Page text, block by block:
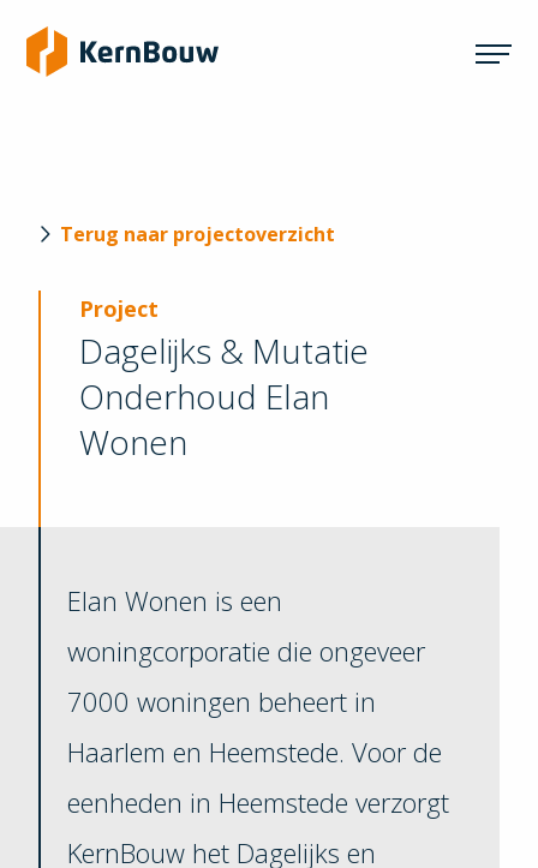
Project
Dagelijks & Mutatie
Onderhoud Elan
Wonen
Terug naar projectoverzicht
Elan Wonen is een
woningcorporatie die ongeveer
7000 woningen beheert in
Haarlem en Heemstede. Voor de
eenheden in Heemstede verzorgt
KernBouw het Dagelijks en